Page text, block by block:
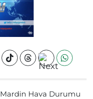
Mardin Hava Durumu